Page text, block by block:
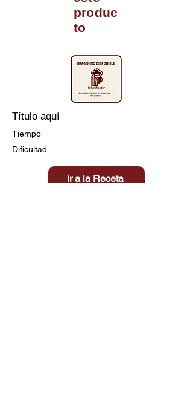
produc
to
Título aquí
Tiempo
Dificultad
Ir a la Receta